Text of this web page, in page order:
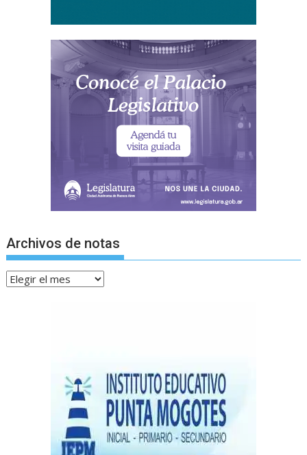
Archivos de notas
Archivos